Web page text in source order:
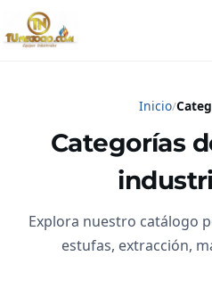
Inicio
Categorías
Explora nuestro catálogo
estufas, extracción,